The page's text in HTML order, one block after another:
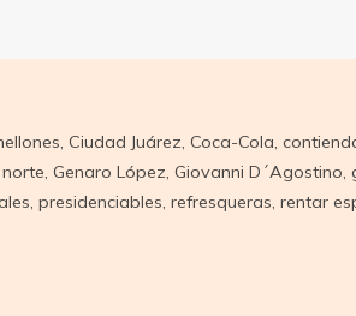
, Ciudad Juárez, Coca-Cola,
, Genaro López, Giovanni D´Agostino,
, presidenciables, refresqueras, rentar